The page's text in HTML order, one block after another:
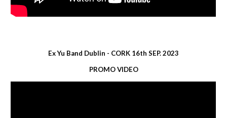
Ex Yu Band Dublin - CORK 16th SEP. 2023
PROMO VIDEO